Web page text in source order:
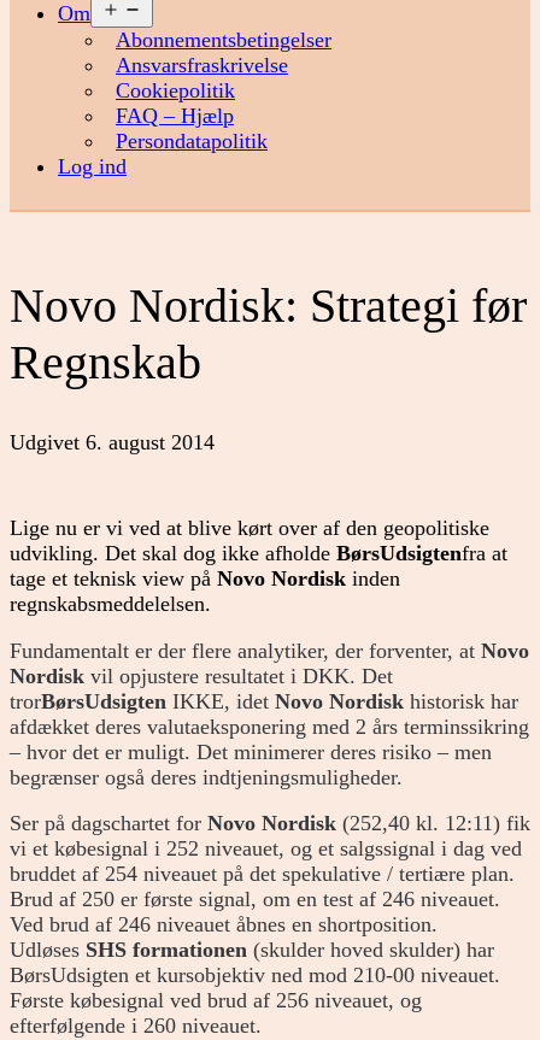
Om
menu
Abonnementsbetingelser
Ansvarsfraskrivelse
Cookiepolitik
FAQ – Hjælp
Persondatapolitik
Log ind
Novo Nordisk: Strategi før
Regnskab
Udgivet 6. august 2014
Lige nu er vi ved at blive kørt over af den geopolitiske
udvikling. Det skal dog ikke afholde BørsUdsigtenfra at
tage et teknisk view på Novo Nordisk inden
regnskabsmeddelelsen.
Fundamentalt er der flere analytiker, der forventer, at Novo
Nordisk vil opjustere resultatet i DKK. Det
trorBørsUdsigten IKKE, idet Novo Nordisk historisk har
afdækket deres valutaeksponering med 2 års terminssikring
– hvor det er muligt. Det minimerer deres risiko – men
begrænser også deres indtjeningsmuligheder.
Ser på dagschartet for Novo Nordisk (252,40 kl. 12:11) fik
vi et købesignal i 252 niveauet, og et salgssignal i dag ved
bruddet af 254 niveauet på det spekulative / tertiære plan.
Brud af 250 er første signal, om en test af 246 niveauet.
Ved brud af 246 niveauet åbnes en shortposition.
Udløses SHS formationen (skulder hoved skulder) har
BørsUdsigten et kursobjektiv ned mod 210-00 niveauet.
Første købesignal ved brud af 256 niveauet, og
efterfølgende i 260 niveauet.